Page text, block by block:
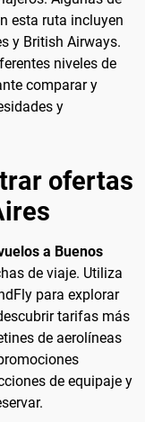
esta ruta incluyen
y British Airways.
niveles de
comparar y
y
ofertas
a Buenos
de viaje. Utiliza
para explorar
tarifas más
de aerolíneas
de equipaje y